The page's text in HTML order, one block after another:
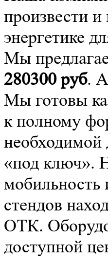
произвести
энергетике
Мы
280300руб.
Мы готовы
к полному
необходимой
«под ключ».
мобильность
стендов
ОТК.
доступной